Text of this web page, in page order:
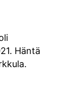
Häntä